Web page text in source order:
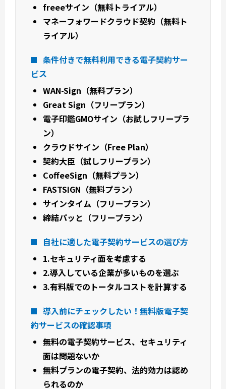
freeeサイン（無料トライアル）
マネーフォワードクラウド契約（無料ト
ライアル）
条件付きで無料利用できる電子契約サー
ビス
WAN-Sign（無料プラン）
Great Sign（フリープラン）
電子印鑑GMOサイン（お試しフリープラ
ン）
クラウドサイン（Free Plan）
契約大臣（試しフリープラン）
CoffeeSign（無料プラン）
FASTSIGN（無料プラン）
サインタイム（フリープラン）
締結パッと（フリープラン）
自社に適した電子契約サービスの選び方
1.セキュリティ面を考慮する
2.導入している企業が多いものを選ぶ
3.有料版でのトータルコストを計算する
導入前にチェックしたい！無料版電子契
約サービスの確認事項
無料の電子契約サービス、セキュリティ
面は問題ないか
無料プランの電子契約、法的効力は認め
られるのか